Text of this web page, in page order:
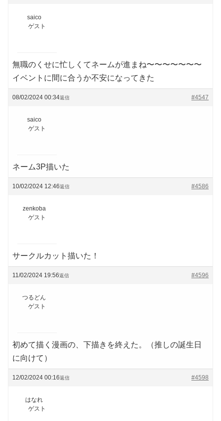
saico
ゲスト
無職のくせに忙しくてネームが進まね〜〜〜〜〜〜〜
イベントに間に合うか不安になってきた
08/02/2024 00:34 #4547
返信
saico
ゲスト
ネーム3P描いた
10/02/2024 12:46 #4586
返信
zenkoba
ゲスト
サークルカット描いた！
11/02/2024 19:56 #4596
返信
つるどん
ゲスト
初めて描く漫画の、下描きを終えた。（推しの誕生日
に向けて）
12/02/2024 00:16 #4598
返信
はなれ
ゲスト